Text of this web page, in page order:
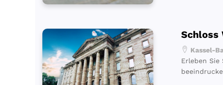
Schloss
Kassel-
Erleben Sie